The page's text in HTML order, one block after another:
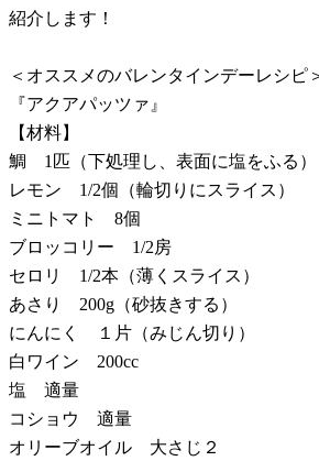
紹介します！
＜オススメのバレンタインデーレシピ
『アクアパッツァ』
【材料】
鯛 1匹（下処理し、表面に塩をふる）
レモン 1/2個（輪切りにスライス）
ミニトマト 8個
ブロッコリー 1/2房
セロリ 1/2本（薄くスライス）
あさり 200g（砂抜きする）
にんにく １片（みじん切り）
白ワイン 200cc
塩 適量
コショウ 適量
オリーブオイル 大さじ２